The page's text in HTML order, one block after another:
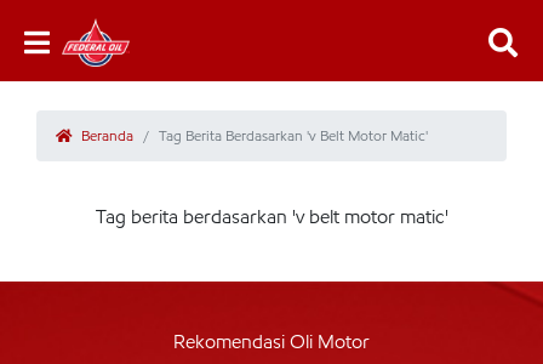
Beranda Tag Berita Berdasarkan 'v Belt Motor Matic'
Tag berita berdasarkan 'v belt motor matic'
Rekomendasi Oli Motor